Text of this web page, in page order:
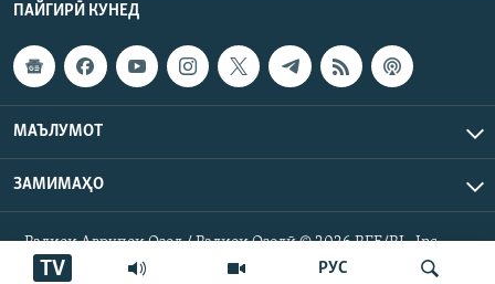
РУС
TV
ПАЙГИРӢ КУНЕД
МАЪЛУМОТ
ЗАМИМАҲО
Радиои Аврупои Озод / Радиои Озодӣ © 2026 RFE/RL. Inc.
Ҳамаи ҳуқуқ маҳфуз аст.